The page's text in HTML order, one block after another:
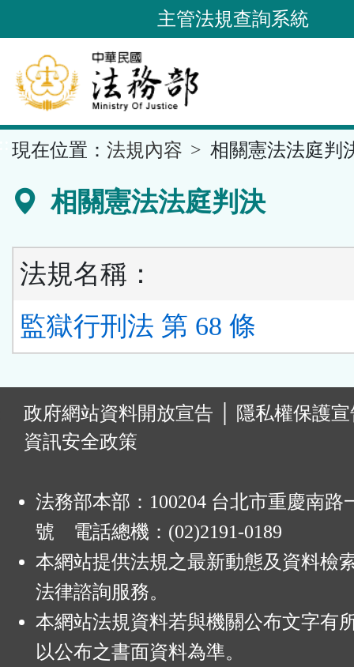
到
要
內
容
區
主管法規查詢系統
現在位置： 法規內容 相關憲法法庭判
相關憲法法庭判決
法規名稱：
監獄行刑法 第 68 條
政府網站資料開放宣告
隱私權保護
資訊安全政策
法務部本部：100204 台北市重慶南路
號 電話總機：(02)2191-0189
本網站提供法規之最新動態及資料檢
法律諮詢服務。
本網站法規資料若與機關公布文字有
以公布之書面資料為準。